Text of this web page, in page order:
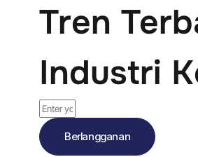
Tren
Industri
Berlangganan